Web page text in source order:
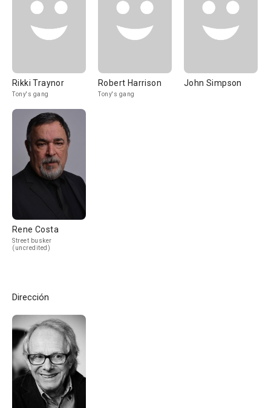
Rikki Traynor
Tony's gang
Robert Harrison
Tony's gang
John Simpson
Rene Costa
Street busker
(uncredited)
Dirección